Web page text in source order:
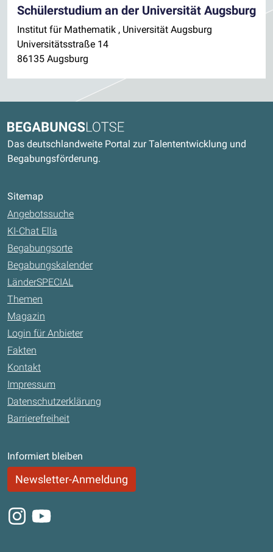
Schülerstudium an der Universität Augsburg
Institut für Mathematik , Universität Augsburg
Universitätsstraße 14
86135 Augsburg
Begabungslotse
Das deutschlandweite Portal zur Talententwicklung und
Begabungsförderung.
Sitemap
Angebotssuche
KI-Chat Ella
Begabungsorte
Begabungskalender
LänderSPECIAL
Themen
Magazin
Login für Anbieter
Fakten
Kontakt
Impressum
Datenschutzerklärung
Barrierefreiheit
Informiert bleiben
Newsletter-Anmeldung
Instagram
Youtube